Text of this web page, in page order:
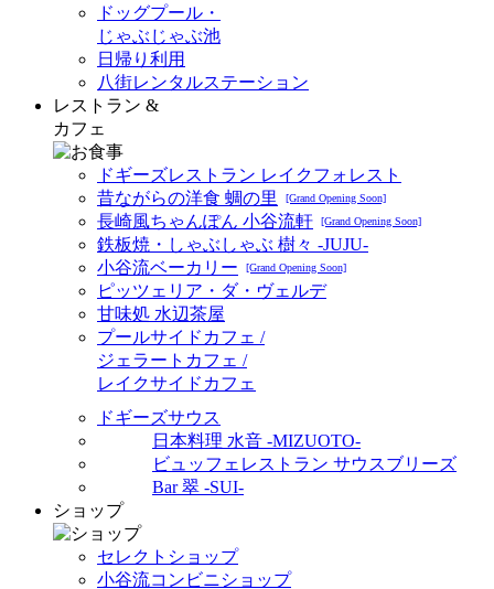
ドッグプール・
じゃぶじゃぶ池
日帰り利用
八街レンタルステーション
レストラン &
カフェ
ドギーズレストラン レイクフォレスト
昔ながらの洋食 蜩の里
[Grand Opening Soon]
長崎風ちゃんぽん 小谷流軒 [Grand Opening Soon]
鉄板焼・しゃぶしゃぶ 樹々 -JUJU-
小谷流ベーカリー
[Grand Opening Soon]
ピッツェリア・ダ・ヴェルデ
甘味処 水辺茶屋
プールサイドカフェ /
ジェラートカフェ /
レイクサイドカフェ
ドギーズサウス
日本料理 水音 -MIZUOTO-
ビュッフェレストラン サウスブリーズ
Bar 翠 -SUI-
ショップ
セレクトショップ
小谷流コンビニショップ